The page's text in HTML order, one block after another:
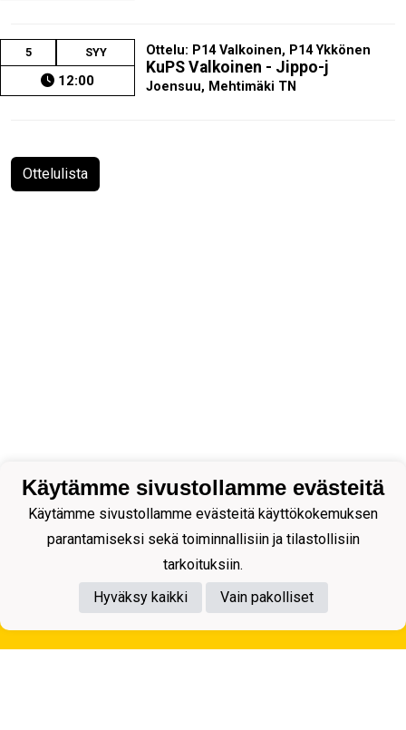
5 SYY
12:00
Ottelu: P14 Valkoinen, P14 Ykkönen
KuPS Valkoinen - Jippo-j
Joensuu, Mehtimäki TN
Ottelulista
Tietosuojaseloste
Käytämme sivustollamme evästeitä
Käytämme sivustollamme evästeitä käyttökokemuksen
parantamiseksi sekä toiminnallisiin ja tilastollisiin
tarkoituksiin.
Hyväksy kaikki
Vain pakolliset